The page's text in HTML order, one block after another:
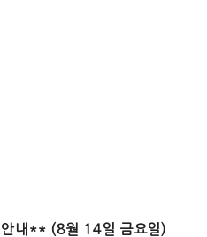
내** (8월 14일 금요일)